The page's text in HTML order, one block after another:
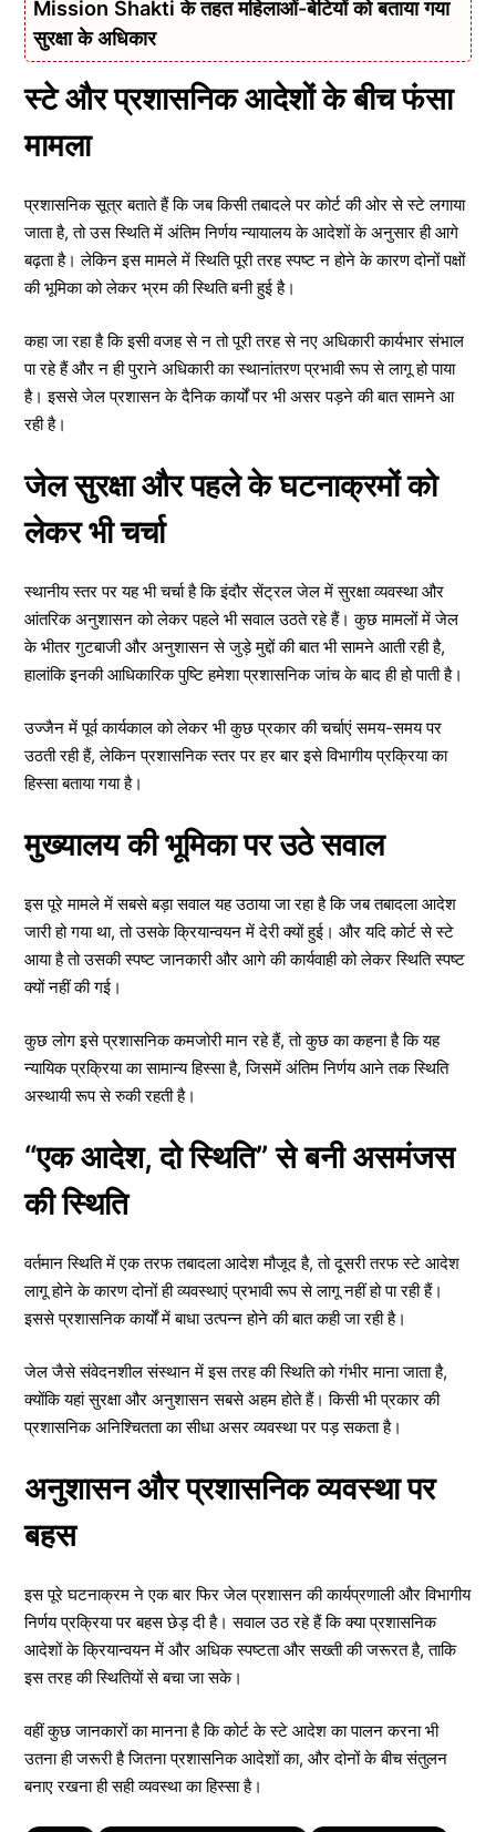
Mission Shakti के तहत महिलाओं-बेटियों को बताया गया
सुरक्षा के अधिकार
स्टे और प्रशासनिक आदेशों के बीच फंसा
मामला
प्रशासनिक सूत्र बताते हैं कि जब किसी तबादले पर कोर्ट की ओर से स्टे लगाया
जाता है, तो उस स्थिति में अंतिम निर्णय न्यायालय के आदेशों के अनुसार ही आगे
बढ़ता है। लेकिन इस मामले में स्थिति पूरी तरह स्पष्ट न होने के कारण दोनों पक्षों
की भूमिका को लेकर भ्रम की स्थिति बनी हुई है।
कहा जा रहा है कि इसी वजह से न तो पूरी तरह से नए अधिकारी कार्यभार संभाल
पा रहे हैं और न ही पुराने अधिकारी का स्थानांतरण प्रभावी रूप से लागू हो पाया
है। इससे जेल प्रशासन के दैनिक कार्यों पर भी असर पड़ने की बात सामने आ
रही है।
जेल सुरक्षा और पहले के घटनाक्रमों को
लेकर भी चर्चा
स्थानीय स्तर पर यह भी चर्चा है कि इंदौर सेंट्रल जेल में सुरक्षा व्यवस्था और
आंतरिक अनुशासन को लेकर पहले भी सवाल उठते रहे हैं। कुछ मामलों में जेल
के भीतर गुटबाजी और अनुशासन से जुड़े मुद्दों की बात भी सामने आती रही है,
हालांकि इनकी आधिकारिक पुष्टि हमेशा प्रशासनिक जांच के बाद ही हो पाती है।
उज्जैन में पूर्व कार्यकाल को लेकर भी कुछ प्रकार की चर्चाएं समय-समय पर
उठती रही हैं, लेकिन प्रशासनिक स्तर पर हर बार इसे विभागीय प्रक्रिया का
हिस्सा बताया गया है।
मुख्यालय की भूमिका पर उठे सवाल
इस पूरे मामले में सबसे बड़ा सवाल यह उठाया जा रहा है कि जब तबादला आदेश
जारी हो गया था, तो उसके क्रियान्वयन में देरी क्यों हुई। और यदि कोर्ट से स्टे
आया है तो उसकी स्पष्ट जानकारी और आगे की कार्यवाही को लेकर स्थिति स्पष्ट
क्यों नहीं की गई।
कुछ लोग इसे प्रशासनिक कमजोरी मान रहे हैं, तो कुछ का कहना है कि यह
न्यायिक प्रक्रिया का सामान्य हिस्सा है, जिसमें अंतिम निर्णय आने तक स्थिति
अस्थायी रूप से रुकी रहती है।
“एक आदेश, दो स्थिति” से बनी असमंजस
की स्थिति
वर्तमान स्थिति में एक तरफ तबादला आदेश मौजूद है, तो दूसरी तरफ स्टे आदेश
लागू होने के कारण दोनों ही व्यवस्थाएं प्रभावी रूप से लागू नहीं हो पा रही हैं।
इससे प्रशासनिक कार्यों में बाधा उत्पन्न होने की बात कही जा रही है।
जेल जैसे संवेदनशील संस्थान में इस तरह की स्थिति को गंभीर माना जाता है,
क्योंकि यहां सुरक्षा और अनुशासन सबसे अहम होते हैं। किसी भी प्रकार की
प्रशासनिक अनिश्चितता का सीधा असर व्यवस्था पर पड़ सकता है।
अनुशासन और प्रशासनिक व्यवस्था पर
बहस
इस पूरे घटनाक्रम ने एक बार फिर जेल प्रशासन की कार्यप्रणाली और विभागीय
निर्णय प्रक्रिया पर बहस छेड़ दी है। सवाल उठ रहे हैं कि क्या प्रशासनिक
आदेशों के क्रियान्वयन में और अधिक स्पष्टता और सख्ती की जरूरत है, ताकि
इस तरह की स्थितियों से बचा जा सके।
वहीं कुछ जानकारों का मानना है कि कोर्ट के स्टे आदेश का पालन करना भी
उतना ही जरूरी है जितना प्रशासनिक आदेशों का, और दोनों के बीच संतुलन
बनाए रखना ही सही व्यवस्था का हिस्सा है।